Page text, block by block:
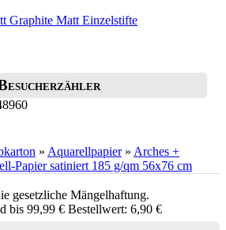
Graphite Matt Einzelstifte
» Aquarellpapier» Arches +
Papier satiniert 185 g/qm 56x76 cm
gesetzliche Mängelhaftung.
bis 99,99 € Bestellwert: 6,90 €